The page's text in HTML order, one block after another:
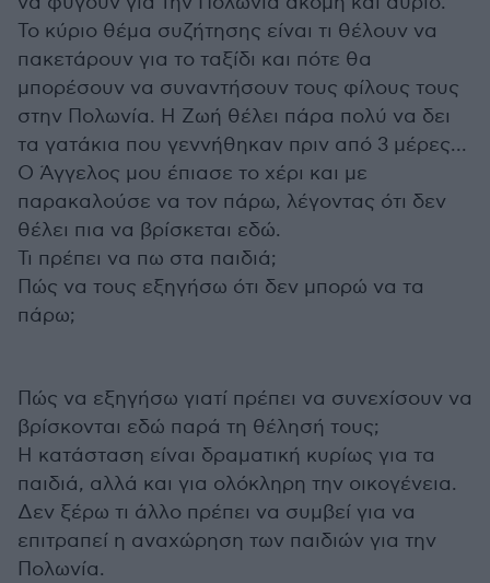
Το κύριο θέμα συζήτησης είναι τι θέλουν να
πακετάρουν για το ταξίδι και πότε θα
μπορέσουν να συναντήσουν τους φίλους τους
στην Πολωνία. Η Ζωή θέλει πάρα πολύ να δει
τα γατάκια που γεννήθηκαν πριν από 3 μέρες...
Ο Άγγελος μου έπιασε το χέρι και με
παρακαλούσε να τον πάρω, λέγοντας ότι δεν
θέλει πια να βρίσκεται εδώ.
Τι πρέπει να πω στα παιδιά;
Πώς να τους εξηγήσω ότι δεν μπορώ να τα
πάρω;
Πώς να εξηγήσω γιατί πρέπει να συνεχίσουν να
βρίσκονται εδώ παρά τη θέλησή τους;
Η κατάσταση είναι δραματική κυρίως για τα
παιδιά, αλλά και για ολόκληρη την οικογένεια.
Δεν ξέρω τι άλλο πρέπει να συμβεί για να
επιτραπεί η αναχώρηση των παιδιών για την
Πολωνία.